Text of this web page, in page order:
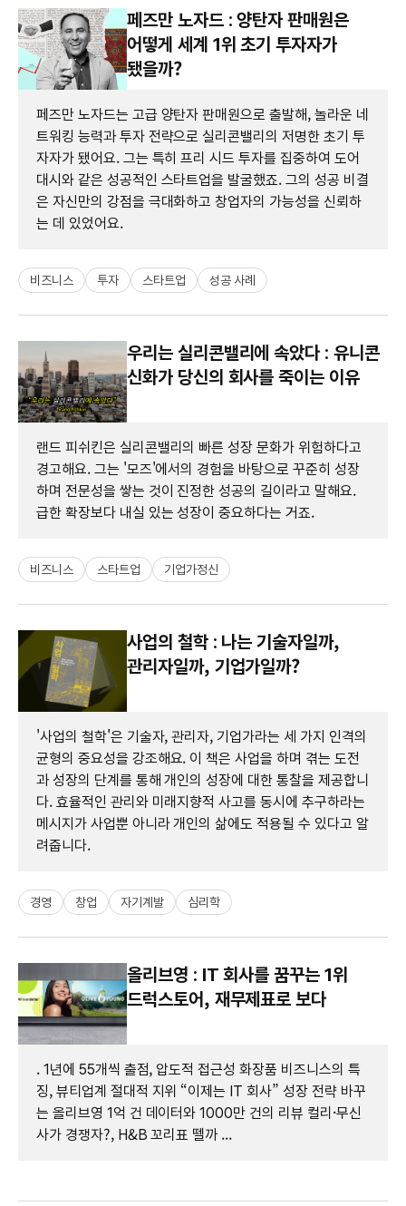
페즈만 노자드 : 양탄자 판매원은
어떻게 세계 1위 초기 투자자가
됐을까?
페즈만 노자드는 고급 양탄자 판매원으로 출발해, 놀라운 네
트워킹 능력과 투자 전략으로 실리콘밸리의 저명한 초기 투
자자가 됐어요. 그는 특히 프리 시드 투자를 집중하여 도어
대시와 같은 성공적인 스타트업을 발굴했죠. 그의 성공 비결
은 자신만의 강점을 극대화하고 창업자의 가능성을 신뢰하
는 데 있었어요.
비즈니스 투자 스타트업 성공 사례
우리는 실리콘밸리에 속았다 : 유니콘
신화가 당신의 회사를 죽이는 이유
랜드 피쉬킨은 실리콘밸리의 빠른 성장 문화가 위험하다고
경고해요. 그는 '모즈'에서의 경험을 바탕으로 꾸준히 성장
하며 전문성을 쌓는 것이 진정한 성공의 길이라고 말해요.
급한 확장보다 내실 있는 성장이 중요하다는 거죠.
비즈니스 스타트업 기업가정신
사업의 철학 : 나는 기술자일까,
관리자일까, 기업가일까?
'사업의 철학'은 기술자, 관리자, 기업가라는 세 가지 인격의
균형의 중요성을 강조해요. 이 책은 사업을 하며 겪는 도전
과 성장의 단계를 통해 개인의 성장에 대한 통찰을 제공합니
다. 효율적인 관리와 미래지향적 사고를 동시에 추구하라는
메시지가 사업뿐 아니라 개인의 삶에도 적용될 수 있다고 알
려줍니다.
경영 창업 자기계발 심리학
올리브영 : IT 회사를 꿈꾸는 1위
드럭스토어, 재무제표로 보다
. 1년에 55개씩 출점, 압도적 접근성 화장품 비즈니스의 특
징, 뷰티업계 절대적 지위 “이제는 IT 회사” 성장 전략 바꾸
는 올리브영 1억 건 데이터와 1000만 건의 리뷰 컬리·무신
사가 경쟁자?, H&B 꼬리표 뗄까 ...